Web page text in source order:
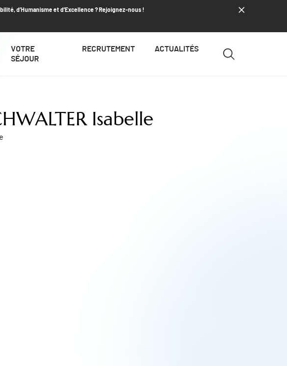
d’Humanisme et d’Excellence ? Rejoignez-nous !
VOTRE
SÉJOUR
RECRUTEMENT ACTUALITÉS
Isabelle